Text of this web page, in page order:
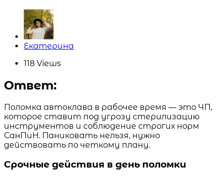
Posted
Екатерина
118 Views
Ответ:
Поломка автоклава в рабочее время — это ЧП,
которое ставит под угрозу стерилизацию
инструментов и соблюдение строгих норм
СанПиН. Паниковать нельзя, нужно
действовать по четкому плану.
Срочные действия в день поломки